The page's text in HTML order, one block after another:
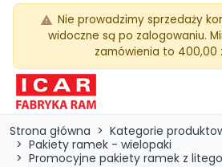
warning Nie prowadzimy sprzedaży
widoczne są po zalogowaniu.
zamówienia to 400,00
Strona główna
Kategorie
Pakiety ramek - wielopaki
Promocyjne pakiety ramek z